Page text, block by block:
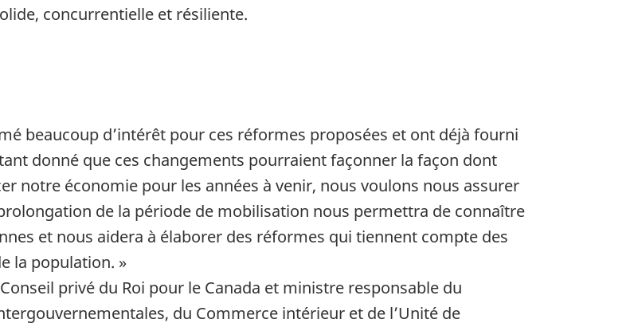
concurrentielle et résiliente.
beaucoup d’intérêt pour ces réformes proposées et ont déjà fourni
donné que ces changements pourraient façonner la façon dont
notre économie pour les années à venir, nous voulons nous assurer
de la période de mobilisation nous permettra de connaître
et nous aidera à élaborer des réformes qui tiennent compte des
la population. »
privé du Roi pour le Canada et ministre responsable du
du Commerce intérieur et de l’Unité de